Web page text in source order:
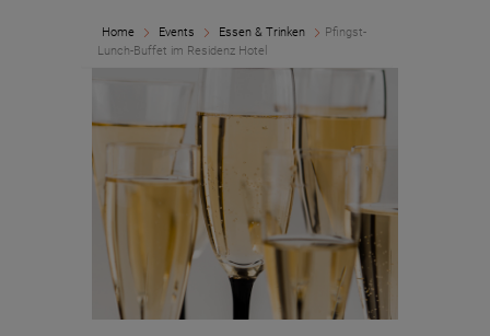
Home Events Essen & Trinken
Pfingst-
Lunch-Buffet im Residenz Hotel